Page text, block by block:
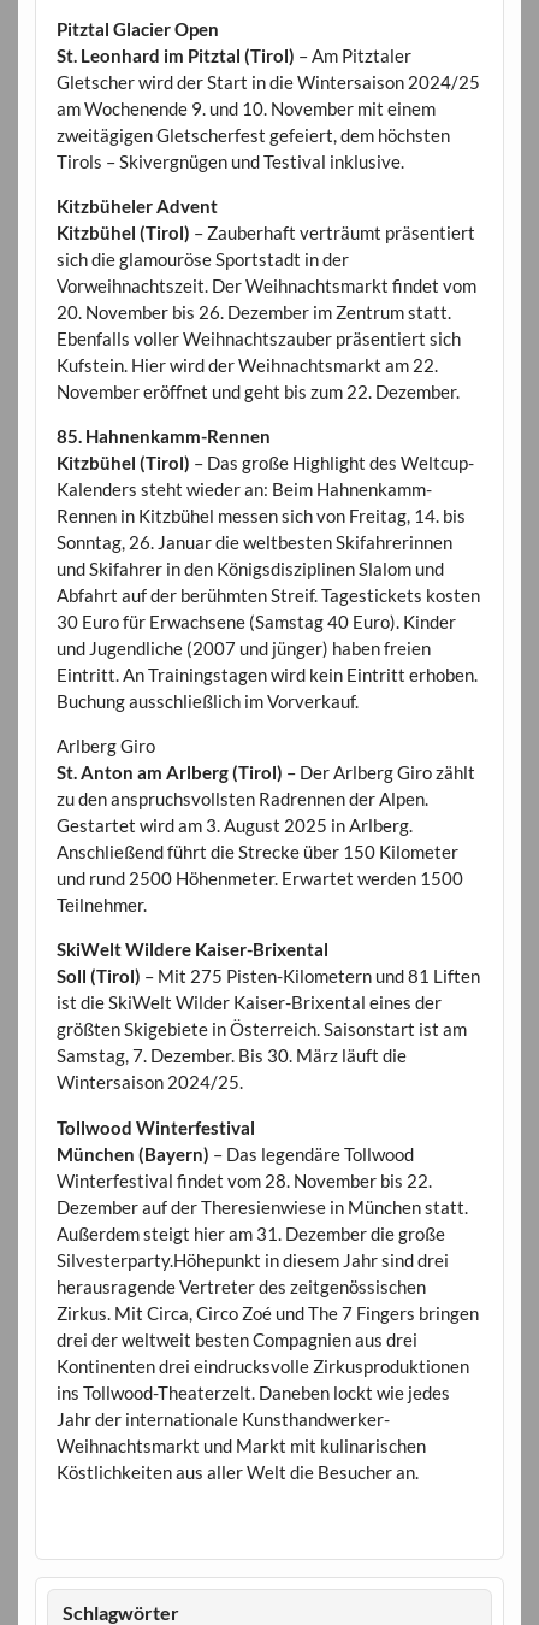
Pitztal Glacier Open
St. Leonhard im Pitztal (Tirol) – Am Pitztaler
Gletscher wird der Start in die Wintersaison 2024/25
am Wochenende 9. und 10. November mit einem
zweitägigen Gletscherfest gefeiert, dem höchsten
Tirols – Skivergnügen und Testival inklusive.
Kitzbüheler Advent
Kitzbühel (Tirol) – Zauberhaft verträumt präsentiert
sich die glamouröse Sportstadt in der
Vorweihnachtszeit. Der Weihnachtsmarkt findet vom
20. November bis 26. Dezember im Zentrum statt.
Ebenfalls voller Weihnachtszauber präsentiert sich
Kufstein. Hier wird der Weihnachtsmarkt am 22.
November eröffnet und geht bis zum 22. Dezember.
85. Hahnenkamm-Rennen
Kitzbühel (Tirol) – Das große Highlight des Weltcup-
Kalenders steht wieder an: Beim Hahnenkamm-
Rennen in Kitzbühel messen sich von Freitag, 14. bis
Sonntag, 26. Januar die weltbesten Skifahrerinnen
und Skifahrer in den Königsdisziplinen Slalom und
Abfahrt auf der berühmten Streif. Tagestickets kosten
30 Euro für Erwachsene (Samstag 40 Euro). Kinder
und Jugendliche (2007 und jünger) haben freien
Eintritt. An Trainingstagen wird kein Eintritt erhoben.
Buchung ausschließlich im Vorverkauf.
Arlberg Giro
St. Anton am Arlberg (Tirol) – Der Arlberg Giro zählt
zu den anspruchsvollsten Radrennen der Alpen.
Gestartet wird am 3. August 2025 in Arlberg.
Anschließend führt die Strecke über 150 Kilometer
und rund 2500 Höhenmeter. Erwartet werden 1500
Teilnehmer.
SkiWelt Wildere Kaiser-Brixental
Soll (Tirol) – Mit 275 Pisten-Kilometern und 81 Liften
ist die SkiWelt Wilder Kaiser-Brixental eines der
größten Skigebiete in Österreich. Saisonstart ist am
Samstag, 7. Dezember. Bis 30. März läuft die
Wintersaison 2024/25.
Tollwood Winterfestival
München (Bayern) – Das legendäre Tollwood
Winterfestival findet vom 28. November bis 22.
Dezember auf der Theresienwiese in München statt.
Außerdem steigt hier am 31. Dezember die große
Silvesterparty.Höhepunkt in diesem Jahr sind drei
herausragende Vertreter des zeitgenössischen
Zirkus. Mit Circa, Circo Zoé und The 7 Fingers bringen
drei der weltweit besten Compagnien aus drei
Kontinenten drei eindrucksvolle Zirkusproduktionen
ins Tollwood-Theaterzelt. Daneben lockt wie jedes
Jahr der internationale Kunsthandwerker-
Weihnachtsmarkt und Markt mit kulinarischen
Köstlichkeiten aus aller Welt die Besucher an.
Schlagwörter